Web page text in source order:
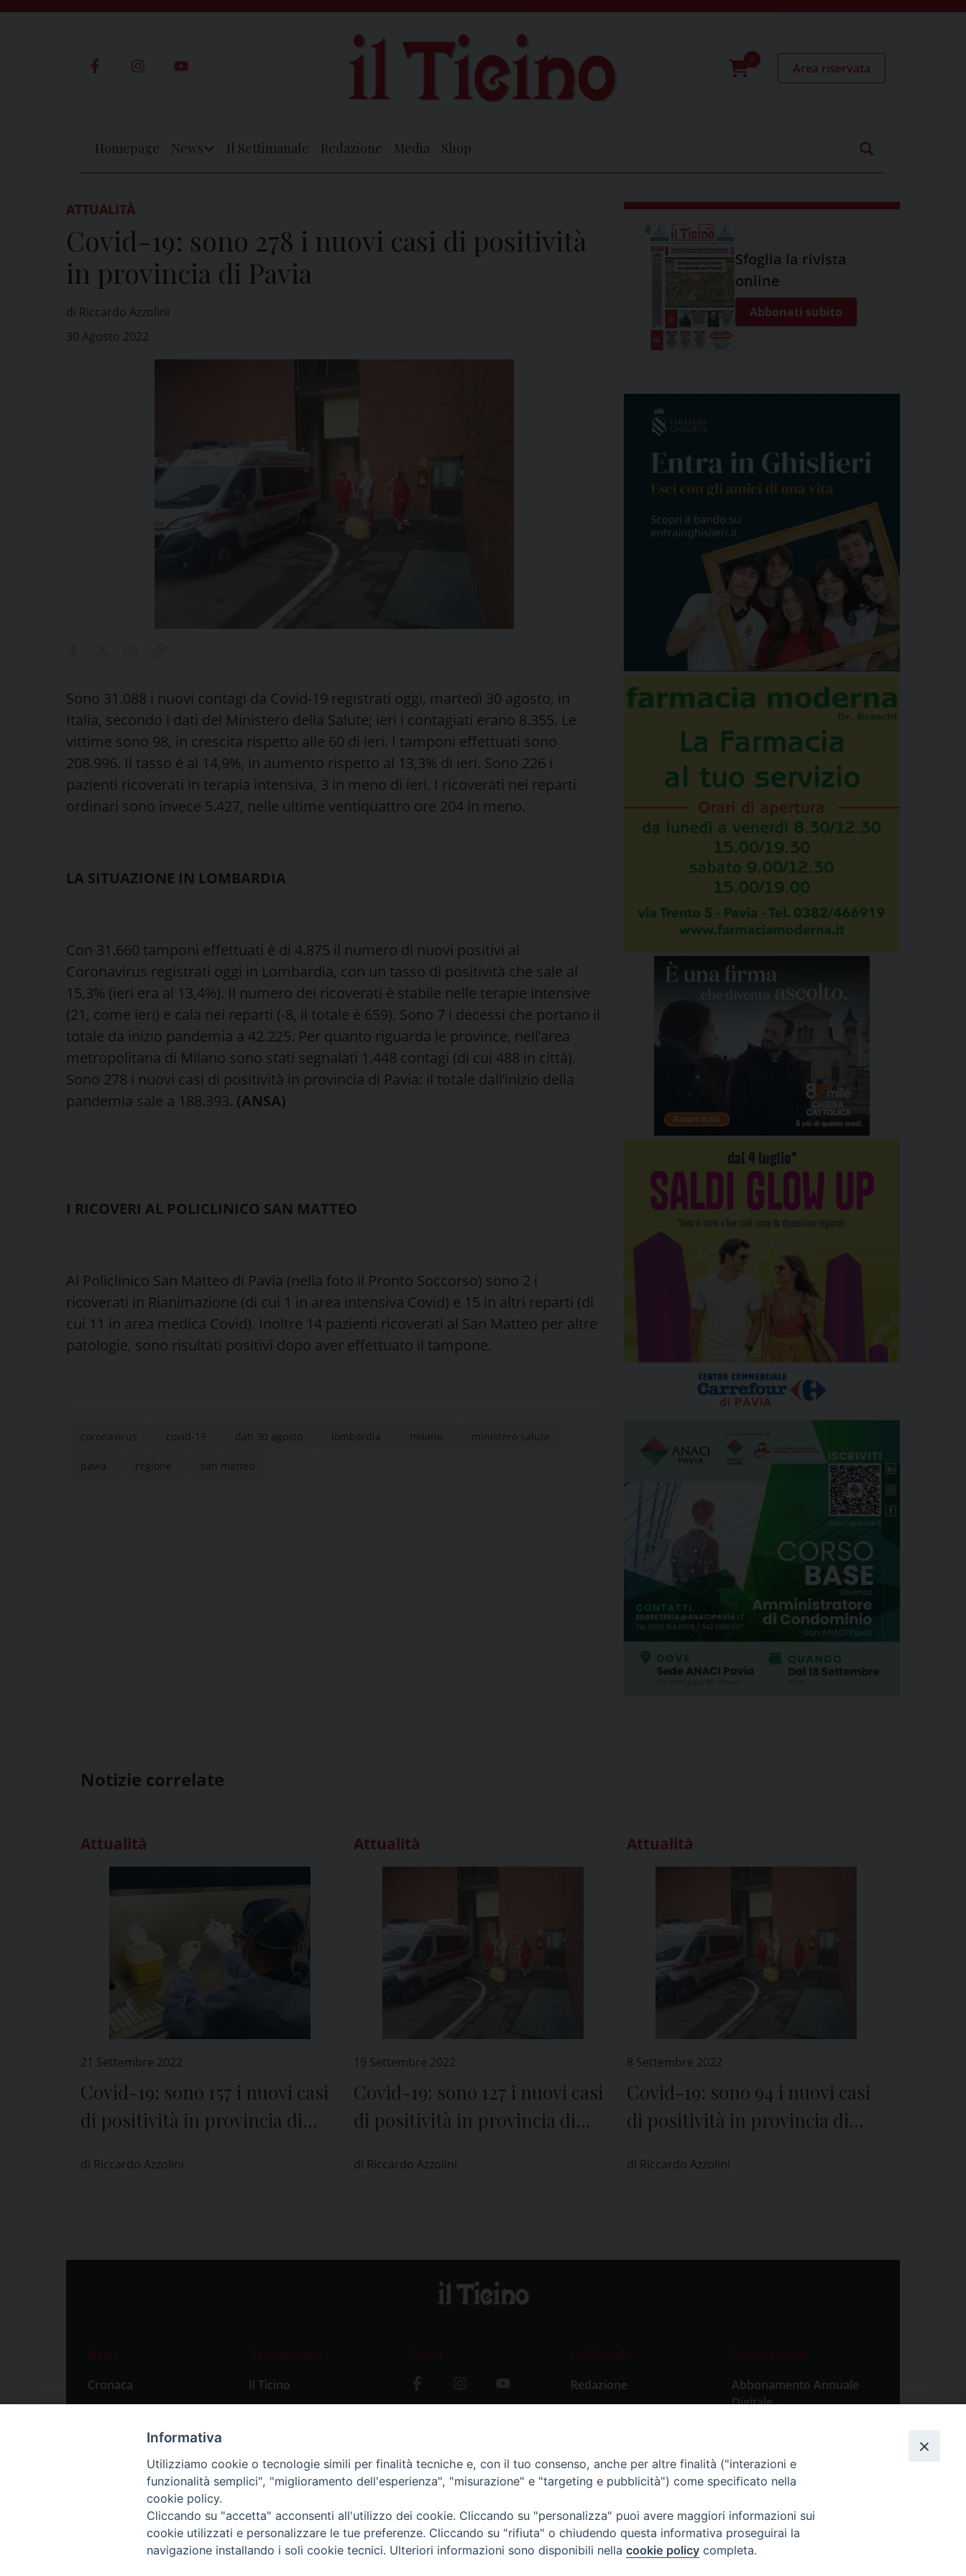
0
Area riservata
Homepage News Il Settimanale Redazione Media Shop
ATTUALITÀ
Covid-19: sono 278 i nuovi casi di positività
in provincia di Pavia
di Riccardo Azzolini
30 Agosto 2022
Sono 31.088 i nuovi contagi da Covid-19 registrati oggi, martedì 30 agosto, in
Italia, secondo i dati del Ministero della Salute; ieri i contagiati erano 8.355. Le
vittime sono 98, in crescita rispetto alle 60 di ieri. I tamponi effettuati sono
208.996. Il tasso è al 14,9%, in aumento rispetto al 13,3% di ieri. Sono 226 i
pazienti ricoverati in terapia intensiva, 3 in meno di ieri. I ricoverati nei reparti
ordinari sono invece 5.427, nelle ultime ventiquattro ore 204 in meno.
LA SITUAZIONE IN LOMBARDIA
Con 31.660 tamponi effettuati è di 4.875 il numero di nuovi positivi al
Coronavirus registrati oggi in Lombardia, con un tasso di positività che sale al
15,3% (ieri era al 13,4%). Il numero dei ricoverati è stabile nelle terapie intensive
(21, come ieri) e cala nei reparti (-8, il totale è 659). Sono 7 i decessi che portano il
totale da inizio pandemia a 42.225. Per quanto riguarda le province, nell’area
metropolitana di Milano sono stati segnalati 1.448 contagi (di cui 488 in città).
Sono 278 i nuovi casi di positività in provincia di Pavia: il totale dall’inizio della
pandemia sale a 188.393. (ANSA)
I RICOVERI AL POLICLINICO SAN MATTEO
Al Policlinico San Matteo di Pavia (nella foto il Pronto Soccorso) sono 2 i
ricoverati in Rianimazione (di cui 1 in area intensiva Covid) e 15 in altri reparti (di
cui 11 in area medica Covid). Inoltre 14 pazienti ricoverati al San Matteo per altre
patologie, sono risultati positivi dopo aver effettuato il tampone.
coronavirus covid-19 dati 30 agosto lombardia milano ministero salute
pavia regione san matteo
Sfoglia la rivista
online
Abbonati subito
Notizie correlate
Attualità
21 Settembre 2022
Covid-19: sono 157 i nuovi casi
di positività in provincia di
di Riccardo Azzolini
Attualità
19 Settembre 2022
Covid-19: sono 127 i nuovi casi
di positività in provincia di
di Riccardo Azzolini
Attualità
8 Settembre 2022
Covid-19: sono 94 i nuovi casi
di positività in provincia di
di Riccardo Azzolini
News
Cronaca
Attualità
Primo Piano
Il settimanale
Il Ticino
Abbonamenti
Social
L’editoriale
Redazione
Storia
Abbonamenti
Abbonamento Annuale
Digitale
Abbonamento Singola
Copia Digitale
Informativa
Utilizziamo cookie o tecnologie simili per finalità tecniche e, con il tuo consenso, anche per altre finalità ("interazioni e
funzionalità semplici", "miglioramento dell'esperienza", "misurazione" e "targeting e pubblicità") come specificato nella
cookie policy.
Cliccando su "accetta" acconsenti all'utilizzo dei cookie. Cliccando su "personalizza" puoi avere maggiori informazioni sui
cookie utilizzati e personalizzare le tue preferenze. Cliccando su "rifiuta" o chiudendo questa informativa proseguirai la
navigazione installando i soli cookie tecnici. Ulteriori informazioni sono disponibili nella cookie policy completa.